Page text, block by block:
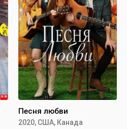
Песня любви
2020, США, Канада